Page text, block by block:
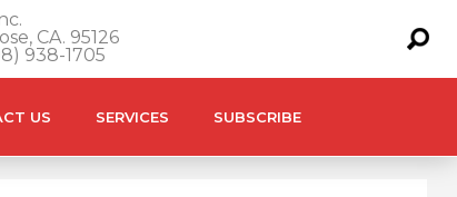
CA. 95126
938-1705
US SERVICES SUBSCRIBE